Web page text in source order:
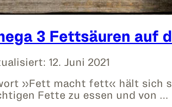
3 Fettsäuren auf
12. Juni 2021
»Fett macht fett« hält sich
Fette zu essen und von …